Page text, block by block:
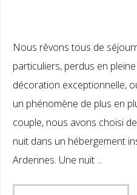
Nous rêvons tous de
particuliers, perdus en
décoration exceptionnelle,
un phénomène de plus en
couple, nous avons choisi
nuit dans un hébergement
Ardennes. Une nuit ...